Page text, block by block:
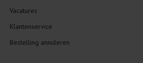
Vacatures
Klantenservice
Bestelling annuleren